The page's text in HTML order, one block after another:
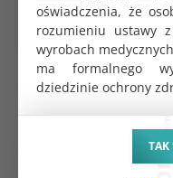
oświadczenia, że
rozumieniu ustawy
wyrobach
ma formalnego
dziedzinie ochrony
TAK
PRODUKTY POWIĄZANE